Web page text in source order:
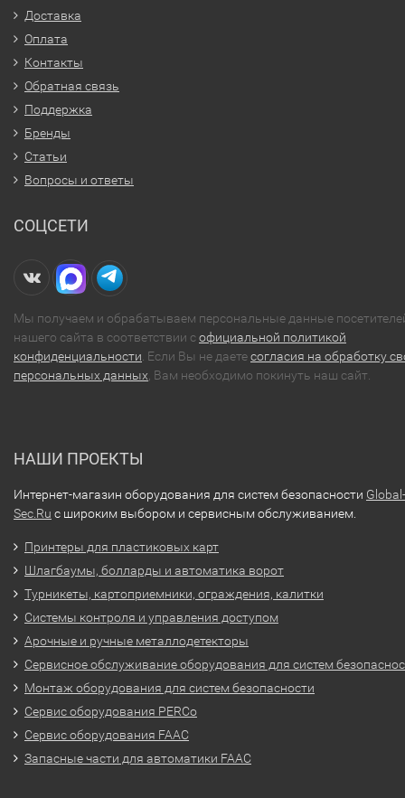
Доставка
Оплата
Контакты
Обратная связь
Поддержка
Бренды
Статьи
Вопросы и ответы
СОЦСЕТИ
Мы получаем и обрабатываем персональные данные
нашего сайта в соответствии софициальной политикой
конфиденциальности . Если Вы не даетесогласия на обработку
персональных данных , Вам необходимо покинуть наш сайт.
НАШИ ПРОЕКТЫ
Интернет-магазин оборудования для систем безопасности Global-
Sec.Ru с широким выбором и сервисным обслуживанием.
Принтеры для пластиковых карт
Шлагбаумы, болларды и автоматика ворот
Турникеты, картоприемники, ограждения, калитки
Системы контроля и управления доступом
Арочные и ручные металлодетекторы
Сервисное обслуживание оборудования для систем
Монтаж оборудования для систем безопасности
Сервис оборудования PERCo
Сервис оборудования FAAC
Запасные части для автоматики FAAC